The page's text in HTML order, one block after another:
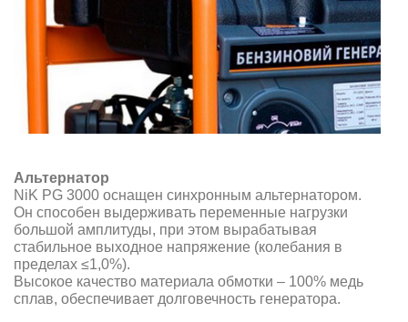
Альтернатор
NiK PG 3000 оснащен синхронным альтернатором.
Он способен выдерживать переменные нагрузки
большой амплитуды, при этом вырабатывая
стабильное выходное напряжение (колебания в
пределах ≤1,0%).
Высокое качество материала обмотки – 100% медь
сплав, обеспечивает долговечность генератора.